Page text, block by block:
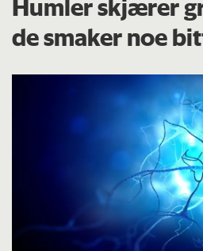
Humler skjærer
de smaker noe